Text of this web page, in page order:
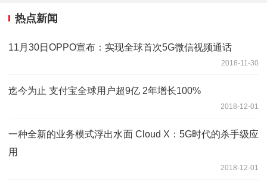
热点新闻
11月30日OPPO宣布：实现全球首次5G微信视频通话
2018-11-30
迄今为止 支付宝全球用户超9亿 2年增长100%
2018-12-01
一种全新的业务模式浮出水面 Cloud X：5G时代的杀手级应
用
2018-12-01